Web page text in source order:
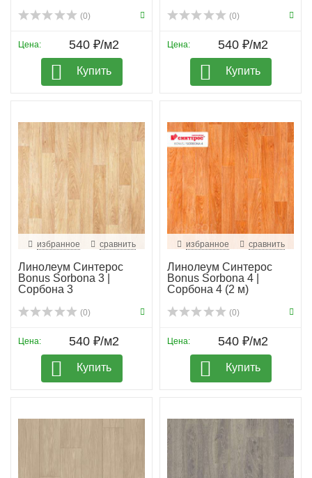
(0)
Цена: 540 ₽/м2
Купить
(0)
Цена: 540 ₽/м2
Купить
избранное сравнить
Линолеум Синтерос
Bonus Sorbona 3 |
Сорбона 3
(0)
Цена: 540 ₽/м2
Купить
избранное сравнить
Линолеум Синтерос
Bonus Sorbona 4 |
Сорбона 4 (2 м)
(0)
Цена: 540 ₽/м2
Купить